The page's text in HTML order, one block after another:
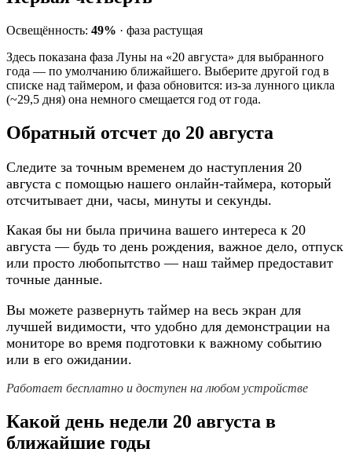
Освещённость: 49% · фаза растущая
Здесь показана фаза Луны на «20 августа» для выбранного
года — по умолчанию ближайшего. Выберите другой год в
списке над таймером, и фаза обновится: из-за лунного цикла
(~29,5 дня) она немного смещается год от года.
Обратный отсчет до 20 августа
Следите за точным временем до наступления 20
августа с помощью нашего онлайн-таймера, который
отсчитывает дни, часы, минуты и секунды.
Какая бы ни была причина вашего интереса к 20
августа — будь то день рождения, важное дело, отпуск
или просто любопытство — наш таймер предоставит
точные данные.
Вы можете развернуть таймер на весь экран для
лучшей видимости, что удобно для демонстрации на
мониторе во время подготовки к важному событию
или в его ожидании.
Работает бесплатно и доступен на любом устройстве
Какой день недели 20 августа в
ближайшие годы